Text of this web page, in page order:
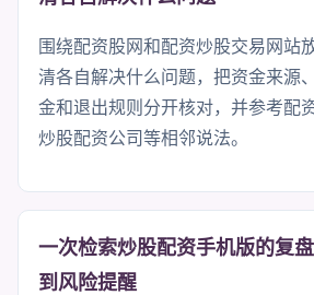
围绕配资股网和配资炒股交易网站
清各自解决什么问题，把资金来源
金和退出规则分开核对，并参考配
炒股配资公司等相邻说法。
一次检索炒股配资手机版的复
到风险提醒